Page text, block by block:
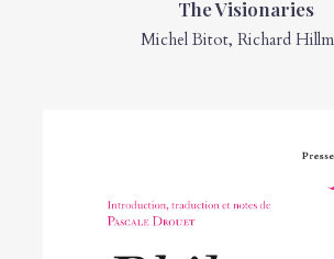
The Visionaries
Michel Bitot,Richard